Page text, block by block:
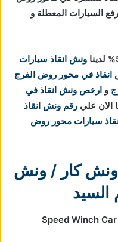
السيارات المعطلة و
ونش انقاذ سيارات
انقاذ في محور روض الفرج
و ارخص ونش انقاذ في
رقم ونش انقاذ
سيارات محور روض
ونش كار / ونش
السيد